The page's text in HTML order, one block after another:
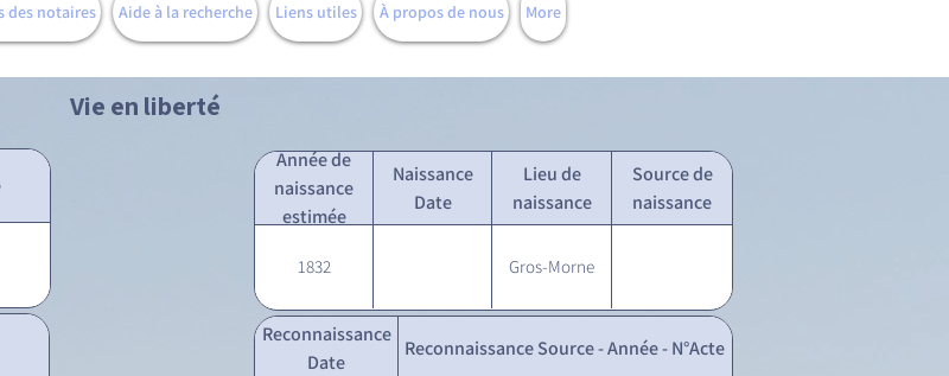
des notaires Aide à la recherche Liens utiles À propos de nous More
Vie en liberté
Année de
naissance
estimée
Naissance
Date
Lieu de
naissance
Source de
naissance
1832 Gros-Morne
Reconnaissance
Date
Reconnaissance Source - Année - N°Acte